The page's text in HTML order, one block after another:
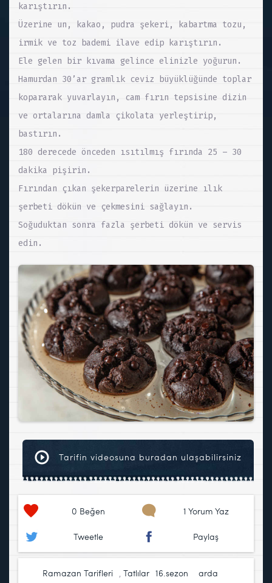
karıştırın.
Üzerine un, kakao, pudra şekeri, kabartma tozu,
irmik ve toz bademi ilave edip karıştırın.
Ele gelen bir kıvama gelince elinizle yoğurun.
Hamurdan 30’ar gramlık ceviz büyüklüğünde toplar
kopararak yuvarlayın, cam fırın tepsisine dizin
ve ortalarına damla çikolata yerleştirip,
bastırın.
180 derecede önceden ısıtılmış fırında 25 – 30
dakika pişirin.
Fırından çıkan şekerparelerin üzerine ılık
şerbeti dökün ve çekmesini sağlayın.
Soğuduktan sonra fazla şerbeti dökün ve servis
edin.
Tarifin videosuna buradan ulaşabilirsiniz
0 Beğen 1 Yorum Yaz
Tweetle Paylaş
Ramazan Tarifleri , Tatlılar 16.sezon
arda